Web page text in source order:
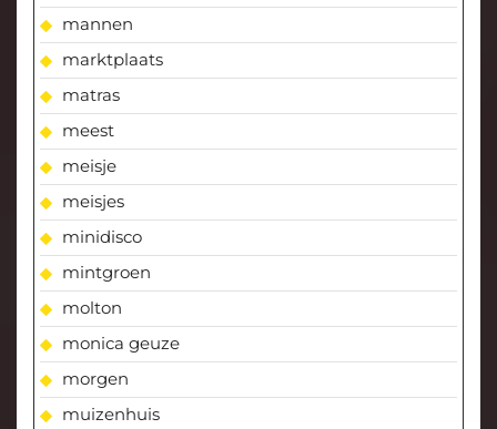
mannen
marktplaats
matras
meest
meisje
meisjes
minidisco
mintgroen
molton
monica geuze
morgen
muizenhuis